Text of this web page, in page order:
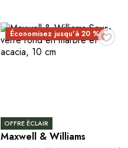
♥
Économisez jusqu'à 20 %
OFFRE ÉCLAIR
Maxwell & Williams